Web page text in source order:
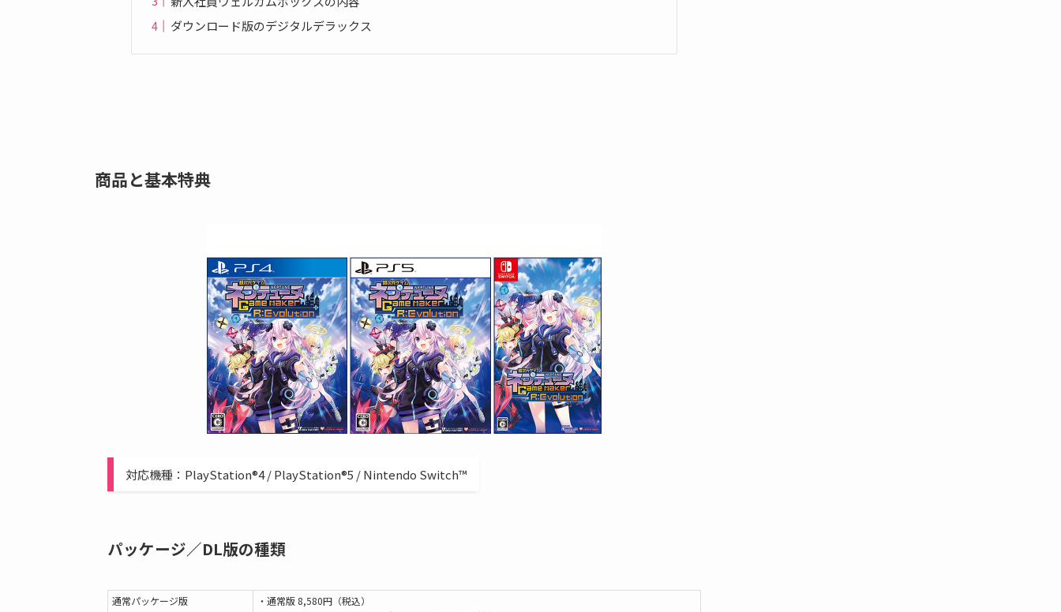
ダウンロード版のデジタルデラックス
商品と基本特典
対応機種：PlayStation®4 / PlayStation®5 / Nintendo Switch™
パッケージ／DL版の種類
通常パッケージ版
・通常版 8,580円（税込）